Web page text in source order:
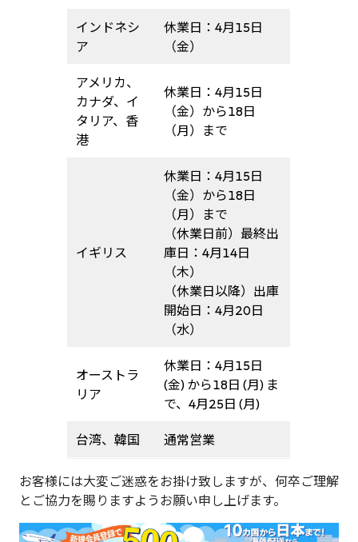
インドネシ
ア
休業日：4月15日
（金）
アメリカ、
カナダ、イ
タリア、香
港
休業日：4月15日
（金）から18日
（月）まで
イギリス
休業日：4月15日
（金）から18日
（月）まで
（休業日前）最終出
庫日：4月14日
（木）
（休業日以降）出庫
開始日：4月20日
（水）
オーストラ
リア
休業日：4月15日
(金) から18日 (月) ま
で、4月25日 (月)
台湾、韓国 通常営業
お客様には大変ご迷惑をお掛け致しますが、何卒ご理解
とご協力を賜りますようお願い申し上げます。